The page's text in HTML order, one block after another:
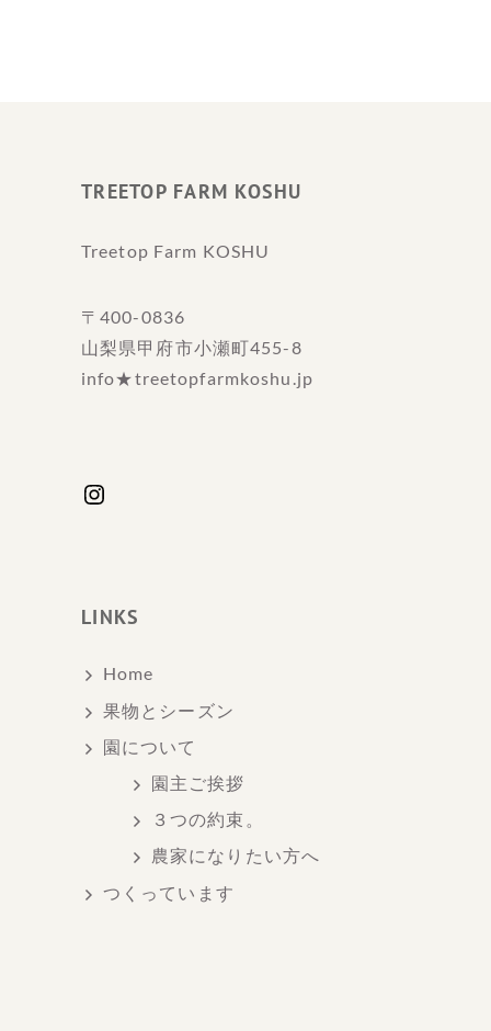
TREETOP FARM KOSHU
Treetop Farm KOSHU
〒400-0836
山梨県甲府市小瀬町455-8
info★treetopfarmkoshu.jp
LINKS
Home
果物とシーズン
園について
園主ご挨拶
３つの約束。
農家になりたい方へ
つくっています